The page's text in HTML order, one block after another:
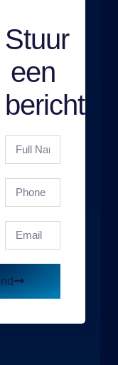
Stuur
een
bericht